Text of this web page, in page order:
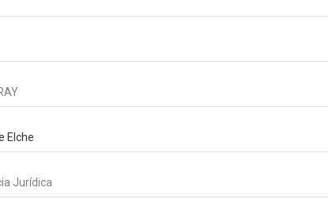
Elche
Jurídica